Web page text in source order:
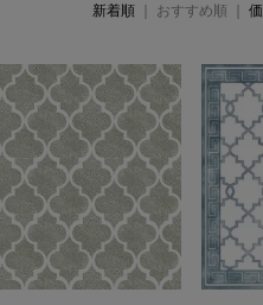
新着順| おすすめ順 |